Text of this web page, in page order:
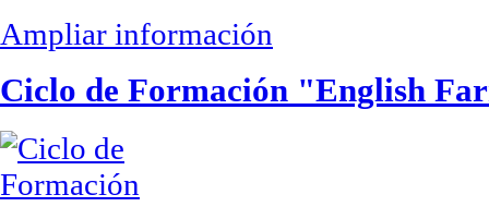
Ampliar información
Ciclo de Formación "English